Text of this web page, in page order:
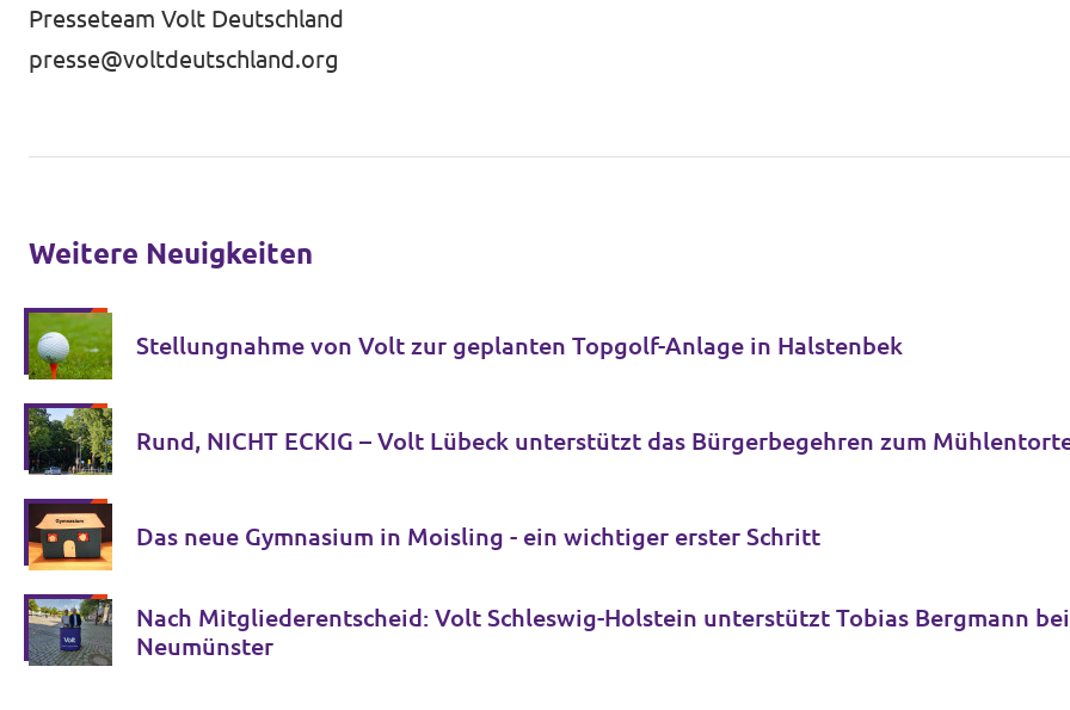
Presseteam Volt Deutschland
presse@voltdeutschland.org
Weitere Neuigkeiten
Stellungnahme von Volt zur geplanten Topgolf-Anlage in Halstenbek
Rund, NICHT ECKIG – Volt Lübeck unterstützt das Bürgerbegehren zum
Das neue Gymnasium in Moisling - ein wichtiger erster Schritt
Nach Mitgliederentscheid: Volt Schleswig-Holstein unterstützt Tobias Bergmann
Neumünster